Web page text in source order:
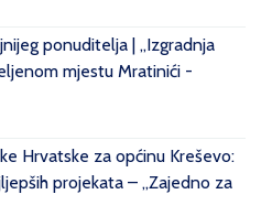
ponuditelja | „Izgradnja
mjestu Mratinići -
Hrvatske za općinu Kreševo:
projekata – „Zajedno za